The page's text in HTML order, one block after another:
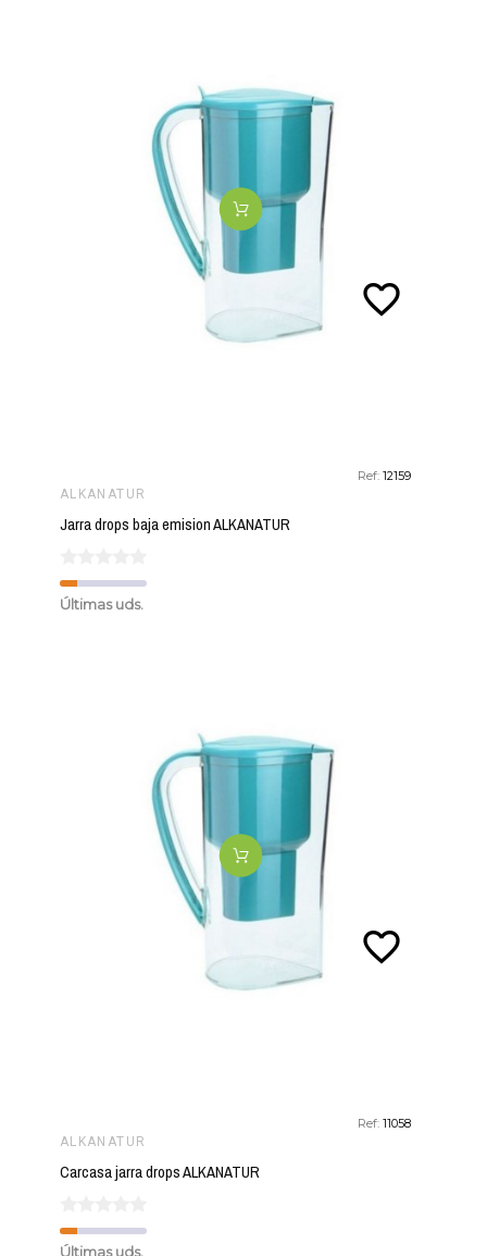
Ref:12159
ALKANATUR
Jarra drops baja emision ALKANATUR
Últimas uds.
favorite_border
Ref:11058
ALKANATUR
Carcasa jarra drops ALKANATUR
Últimas uds.
favorite_border